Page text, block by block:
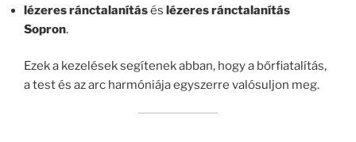
lézeres ránctalanításés lézeres ránctalanítás
Sopron.
Ezek a kezelések segítenek abban, hogy a bőrfiatalítás,
a test és az arc harmóniája egyszerre valósuljon meg.